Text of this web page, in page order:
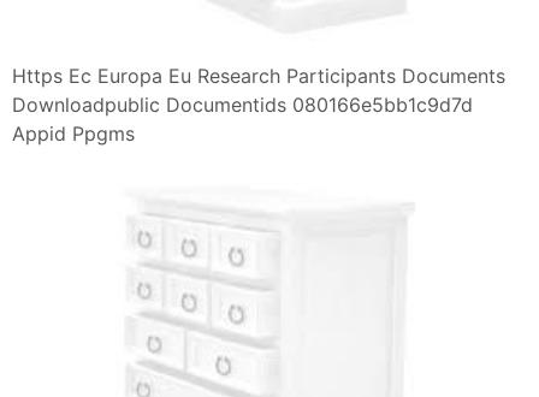
Https Ec Europa Eu Research Participants Documents
Downloadpublic Documentids 080166e5bb1c9d7d
Appid Ppgms